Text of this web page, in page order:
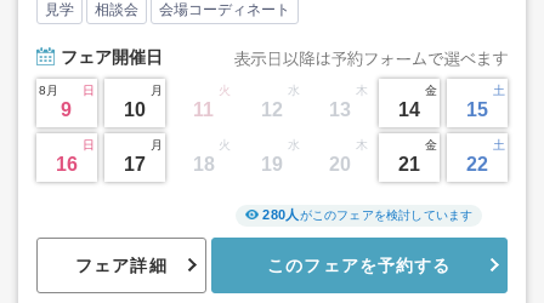
見学 相談会 会場コーディネート
フェア開催日
8月 日
9
月
10
火
11
水
12
木
13
金
14
土
15
日
16
月
17
火
18
水
19
木
20
金
21
土
22
フェア詳細
280人 がこのフェアを検討しています
このフェアを予約する